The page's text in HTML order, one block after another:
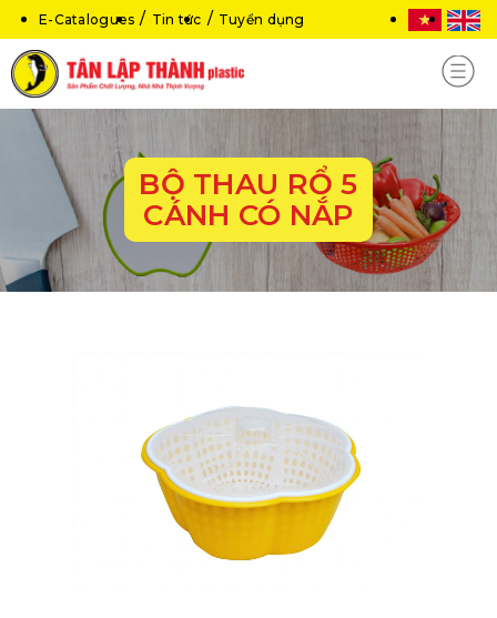
E-Catalogues Tin tức Tuyển dụng
BỘ THAU RỔ 5
CÁNH CÓ NẮP